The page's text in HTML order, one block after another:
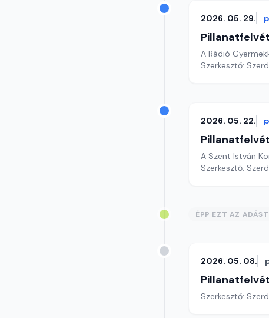
2026. 05. 29.
A Rádió
Szerkesztő:
2026. 05. 22.
A Szent István
Szerkesztő:
ÉPP EZT AZ
2026. 05. 08.
Szerkesztő: